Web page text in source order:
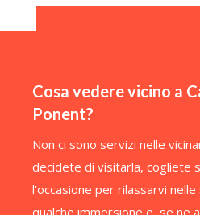
Cosa vedere vicino a
Ponent?
Non ci sono servizi nelle
decidete di visitarla, cogliete
l’occasione per rilassarvi
qualche immersione e, se ne